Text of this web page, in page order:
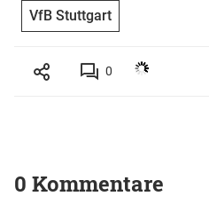
VfB Stuttgart
0
0 Kommentare